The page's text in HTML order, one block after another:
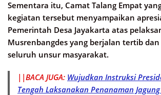
Sementara itu, Camat Talang Empat
kegiatan tersebut menyampaikan
Pemerintah Desa Jayakarta atas
Musrenbangdes yang berjalan tertib
seluruh unsur masyarakat.
||BACA JUGA: Wujudkan Instruksi
Tengah Laksanakan Penanaman